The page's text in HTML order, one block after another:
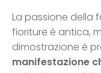
La passione della
fioriture è antica,
dimostrazione è
manifestazione